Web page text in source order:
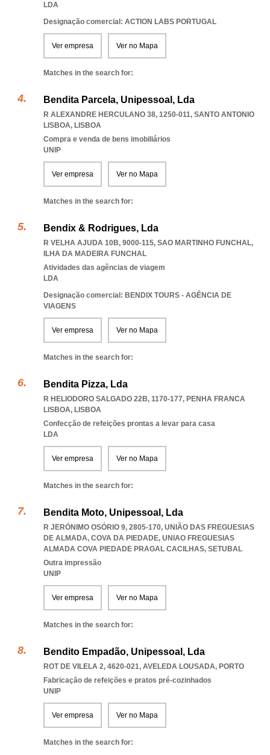
LDA
Designação comercial: ACTION LABS PORTUGAL
Ver empresa Ver no Mapa
Matches in the search for:
Bendita Parcela, Unipessoal, Lda
R ALEXANDRE HERCULANO 38, 1250-011, SANTO ANTONIO
LISBOA, LISBOA
Compra e venda de bens imobiliários
UNIP
Ver empresa Ver no Mapa
Matches in the search for:
Bendix & Rodrigues, Lda
R VELHA AJUDA 10B, 9000-115, SAO MARTINHO FUNCHAL,
ILHA DA MADEIRA FUNCHAL
Atividades das agências de viagem
LDA
Designação comercial: BENDIX TOURS - AGÊNCIA DE
VIAGENS
Ver empresa Ver no Mapa
Matches in the search for:
Bendita Pizza, Lda
R HELIODORO SALGADO 22B, 1170-177, PENHA FRANCA
LISBOA, LISBOA
Confecção de refeições prontas a levar para casa
LDA
Ver empresa Ver no Mapa
Matches in the search for:
Bendita Moto, Unipessoal, Lda
R JERÓNIMO OSÓRIO 9, 2805-170, UNIÃO DAS FREGUESIAS
DE ALMADA, COVA DA PIEDADE, UNIAO FREGUESIAS
ALMADA COVA PIEDADE PRAGAL CACILHAS, SETUBAL
Outra impressão
UNIP
Ver empresa Ver no Mapa
Matches in the search for:
Bendito Empadão, Unipessoal, Lda
ROT DE VILELA 2, 4620-021, AVELEDA LOUSADA, PORTO
Fabricação de refeições e pratos pré-cozinhados
UNIP
Ver empresa Ver no Mapa
Matches in the search for: